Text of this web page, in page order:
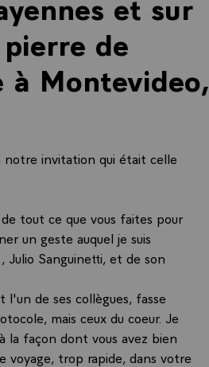
de
à Montevideo,
notre invitation qui était celle
tout ce que vous faites pour
un geste auquel je suis
Sanguinetti, et de son
de ses collègues, fasse
mais ceux du coeur. Je
la façon dont vous avez bien
voyage, trop rapide, dans votre